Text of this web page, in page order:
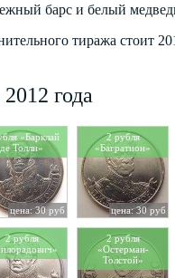
барс и белый
тиража стоит
года
«Барклай
де Толли»
цена: 30 руб
2 рубля
«Багратион»
цена: 30 руб
2 рубля
2 рубля
«Остерман-
Толстой»